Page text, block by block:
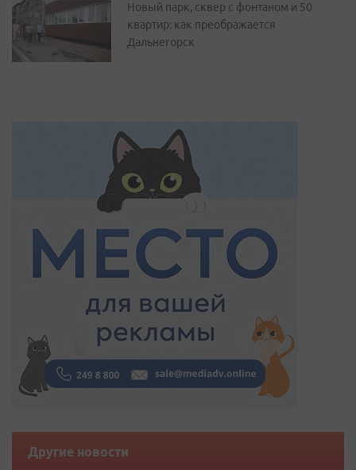
Новый парк, сквер с фонтаном и 50
квартир: как преображается
Дальнегорск
Другие новости